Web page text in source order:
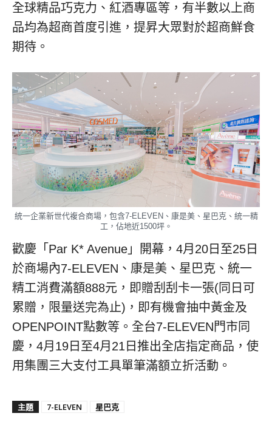
全球精品巧克力、紅酒專區等，有半數以上商
品均為超商首度引進，提昇大眾對於超商鮮食
期待。
統一企業新世代複合商場，包含7-ELEVEN、康是美、星巴克、統一精
工，佔地近1500坪。
歡慶「Par K* Avenue」開幕，4月20日至25日
於商場內7-ELEVEN、康是美、星巴克、統一
精工消費滿額888元，即贈刮刮卡一張(同日可
累贈，限量送完為止)，即有機會抽中黃金及
OPENPOINT點數等。全台7-ELEVEN門市同
慶，4月19日至4月21日推出全店指定商品，使
用集團三大支付工具單筆滿額立折活動。
主題 7-ELEVEN 星巴克